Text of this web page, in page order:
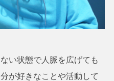
い状態で人脈を広げても
が好きなことや活動して